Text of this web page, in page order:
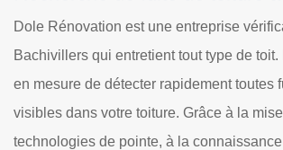
Dole Rénovation est une entreprise
Bachivillers qui entretient tout type de
en mesure de détecter rapidement toutes
visibles dans votre toiture. Grâce à la
technologies de pointe, à la